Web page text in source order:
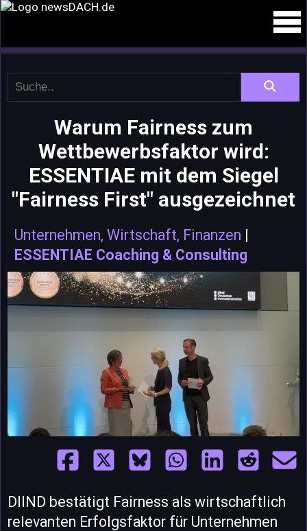
Warum Fairness zum
Wettbewerbsfaktor wird:
ESSENTIAE mit dem Siegel
"Fairness First" ausgezeichnet
Unternehmen, Wirtschaft, Finanzen |
ESSENTIAE Coaching & Consulting
DIIND bestätigt Fairness als wirtschaftlich
relevanten Erfolgsfaktor für Unternehmen